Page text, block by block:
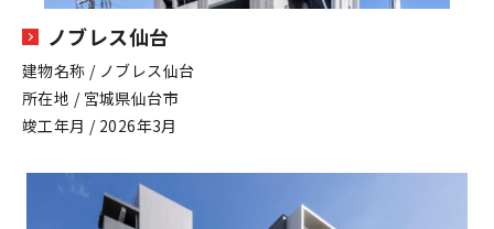
ノブレス仙台
建物名称 / ノブレス仙台
所在地 / 宮城県仙台市
竣工年月 / 2026年3月